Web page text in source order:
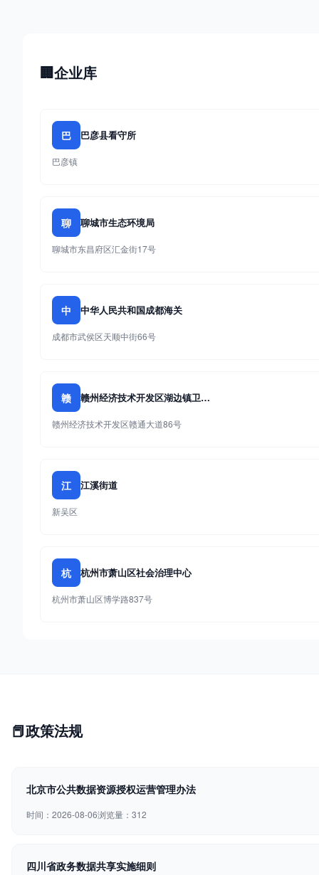
🏢企业库
巴 巴彦县看守所
巴彦镇
聊 聊城市生态环境局
聊城市东昌府区汇金街17号
中 中华人民共和国成都海关
成都市武侯区天顺中街66号
赣 赣州经济技术开发区湖边镇卫生院
赣州经济技术开发区赣通大道86号
江 江溪街道
新吴区
杭 杭州市萧山区社会治理中心
杭州市萧山区博学路837号
📕政策法规
北京市公共数据资源授权运营管理办法
时间：2026-08-06浏览量：312
四川省政务数据共享实施细则